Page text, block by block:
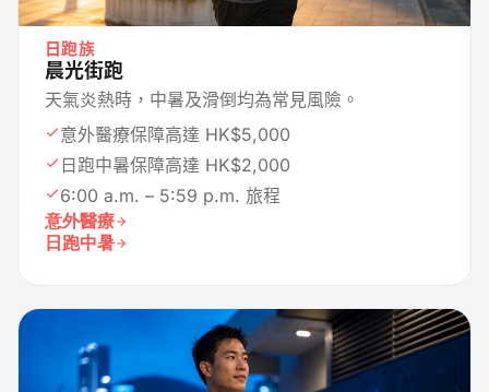
日跑族
晨光街跑
天氣炎熱時，中暑及滑倒均為常見風險。
意外醫療保障高達 HK$5,000
日跑中暑保障高達 HK$2,000
6:00 a.m. – 5:59 p.m. 旅程
意外醫療
日跑中暑